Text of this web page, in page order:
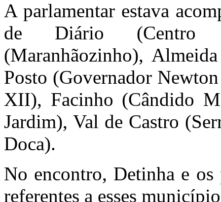
A parlamentar estava
de Diário (Centro
(Maranhãozinho),
Posto (Governador
XII), Facinho (Cândido
Jardim), Val de Castro
Doca).
No encontro, Detinha e os
referentes a esses